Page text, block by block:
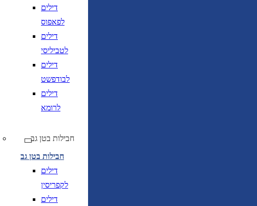
דילים
לפאפוס
דילים
לטביליסי
דילים
לבודפשט
דילים
לרומא
חבילות בטן גב
חבילות בטן גב
דילים
לקפריסין
דילים